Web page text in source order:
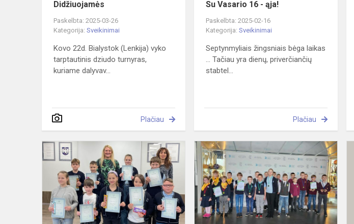
Didžiuojamės
Paskelbta: 2025-03-26
Kategorija: Sveikinimai
Kovo 22d. Bialystok (Lenkija) vyko
tarptautinis dziudo turnyras,
kuriame dalyvav...
Plačiau
Su Vasario 16 - ąja!
Paskelbta: 2025-02-16
Kategorija:Sveikinimai
Septynmyliais žingsniais bėga laikas
... Tačiau yra dienų, priverčiančių
stabtel...
Plačiau
Anglų
kalbos
olimpiada